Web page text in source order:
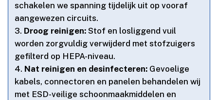
schakelen we spanning tijdelijk uit op vooraf
aangewezen circuits.​
Droog reinigen: Stof en losliggend vuil
worden zorgvuldig verwijderd met stofzuigers
gefilterd op HEPA-niveau.​
Nat reinigen en desinfecteren: Gevoelige
kabels, connectoren en panelen behandelen wij
met ESD-veilige schoonmaakmiddelen en